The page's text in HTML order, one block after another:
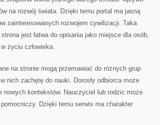
na rozwój świata. Dzięki temu portal ma jasną
zainteresowanych rozwojem cywilizacji. Taka
jest łatwa do opisania jako miejsce dla osób,
życiu człowieka.
na stronie mogą przemawiać do różnych grup
nich zachętę do nauki. Dorosły odbiorca może
nowych kontekstów. Nauczyciel lub rodzic może
Dzięki temu serwis ma charakter